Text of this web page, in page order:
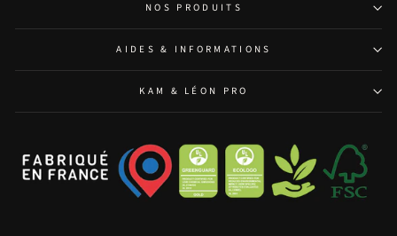
NOS PRODUITS
AIDES & INFORMATIONS
KAM & LÉON PRO